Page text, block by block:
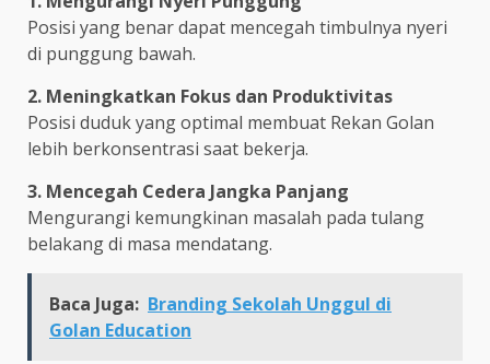
Posisi yang benar dapat mencegah timbulnya nyeri
di punggung bawah.
2. Meningkatkan Fokus dan Produktivitas
Posisi duduk yang optimal membuat Rekan Golan
lebih berkonsentrasi saat bekerja.
3. Mencegah Cedera Jangka Panjang
Mengurangi kemungkinan masalah pada tulang
belakang di masa mendatang.
Baca Juga: Branding Sekolah Unggul di
Golan Education